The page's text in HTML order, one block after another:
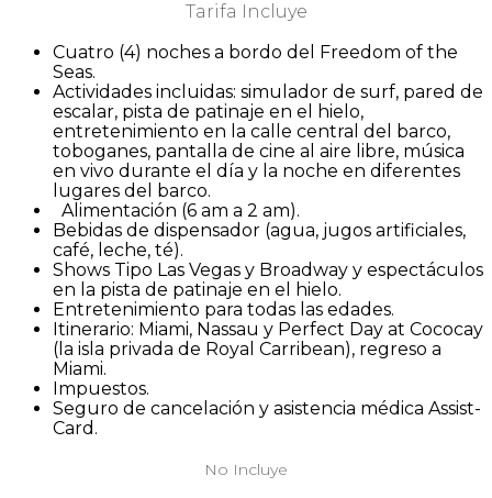
Tarifa Incluye
Cuatro (4) noches a bordo del Freedom of the
Seas.
Actividades incluidas: simulador de surf, pared de
escalar, pista de patinaje en el hielo,
entretenimiento en la calle central del barco,
toboganes, pantalla de cine al aire libre, música
en vivo durante el día y la noche en diferentes
lugares del barco.
Alimentación (6 am a 2 am).
Bebidas de dispensador (agua, jugos artificiales,
café, leche, té).
Shows Tipo Las Vegas y Broadway y espectáculos
en la pista de patinaje en el hielo.
Entretenimiento para todas las edades.
Itinerario: Miami, Nassau y Perfect Day at Cococay
(la isla privada de Royal Carribean), regreso a
Miami.
Impuestos.
Seguro de cancelación y asistencia médica Assist-
Card.
No Incluye